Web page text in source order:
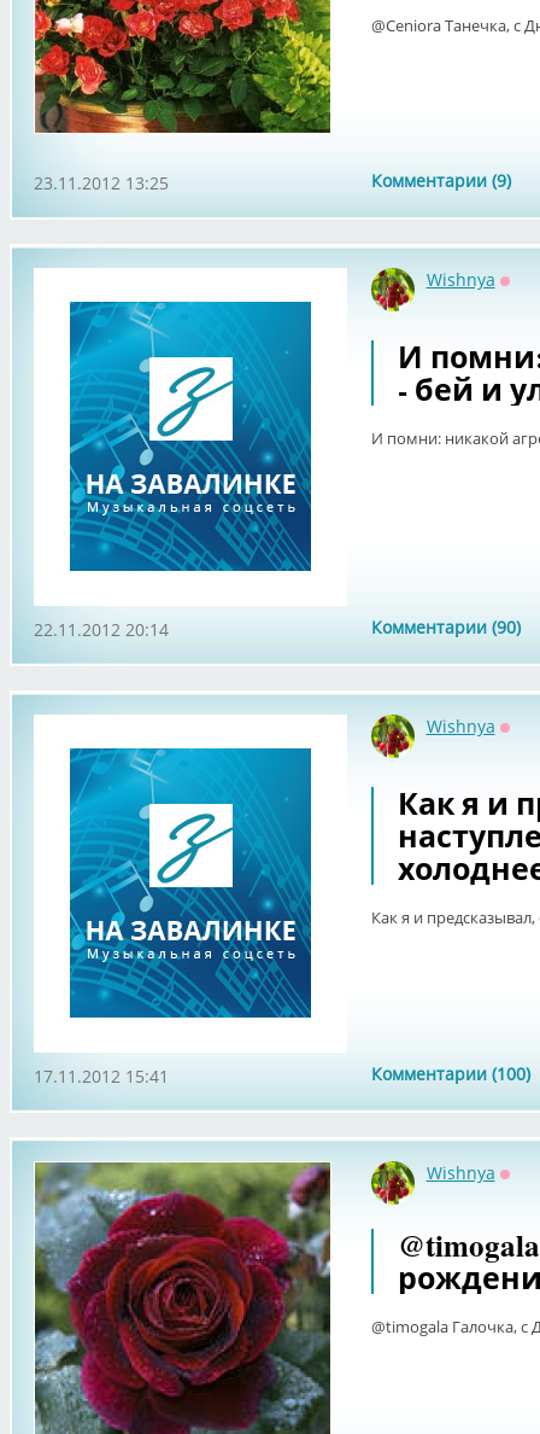
@Ceniora Танечка, с
Комментарии (9)
23.11.2012 13:25
Wishnya
И
- бей и
И помни: никакой
Комментарии (90)
22.11.2012 20:14
Wishnya
Как я и
Как я и
Комментарии (100)
17.11.2012 15:41
Wishnya
@timogala Галочка,